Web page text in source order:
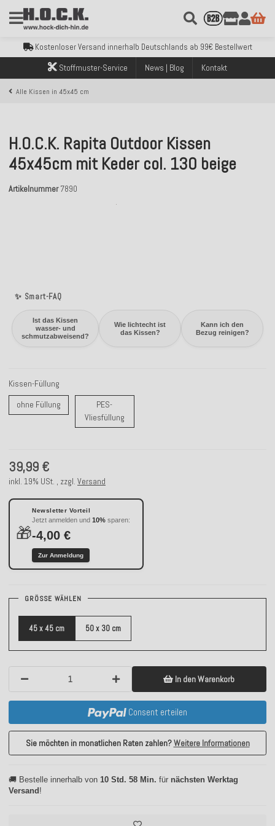
Kostenloser Versand innerhalb Deutschlands ab 99€ Bestellwert
Über 120.000 erfolgreich versendete Bestellungen
Kostenloser Versand innerhalb Deutschlands ab 99€ Bestellwert
Über 120.000 erfolgreich versendete Bestellungen
Sicher bezahlen mit Klarna, PayPal & Amazon Pay
Kostenloser Versand innerhalb Deutschlands ab 99€ Bestellwert
Stoffmuster-Service News | Blog Kontakt
Alle Kissen in 45x45 cm
✨ Smart-FAQ
Ist das Kissen
wasser- und
schmutzabweisend?
Wie lichtecht ist
das Kissen?
Kann ich den
Bezug reinigen?
H.O.C.K. Rapita Outdoor Kissen
45x45cm mit Keder col. 130 beige
Artikelnummer 7890
Kissen-Füllung
ohne Füllungohne FüllungPES-
VliesfüllungPES-Vliesfüllung
39,99 €
inkl. 19% USt. , zzgl. Versand
🎁
Newsletter Vorteil
Jetzt anmelden und 10% sparen:
-4,00 €
Zur Anmeldung
GRÖSSE WÄHLEN
45 x 45 cm 50 x 30 cm
In den Warenkorb
Consent erteilen
Sie möchten in monatlichen Raten zahlen?Weitere Informationen
🚚 Bestelle innerhalb von 10 Std. 58 Min. für nächsten Werktag
Versand !